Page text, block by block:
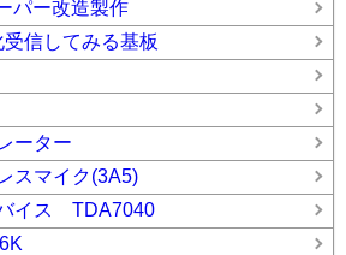
パー改造製作
信してみる基板
ーター
スマイク(3A5)
イス TDA7040